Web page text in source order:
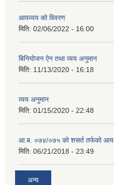
आयव्यय को विवरण
मिति: 02/06/2022 - 16:00
बिनियोजन ऐन तथा व्यय अनुमान
मिति: 11/13/2020 - 16:18
व्यय अनुमान
मिति: 01/15/2020 - 22:48
आ.ब. ०७४/०७५ को शसर्त तर्फको आय
मिति: 06/21/2018 - 23:49
अन्य